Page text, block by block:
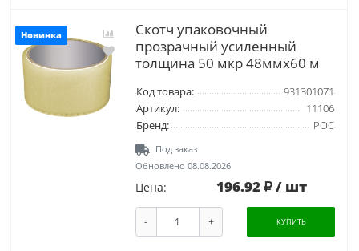
Новинка
Скотч упаковочный
прозрачный усиленный
толщина 50 мкр 48ммх60 м
Код товара:
931301071
Артикул:
11106
Бренд:
РОС
Под заказ
Обновлено 08.08.2026
Цена: 196.92 / шт
- + КУПИТЬ